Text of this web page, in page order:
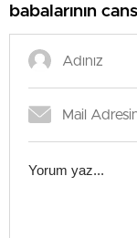
babalarının